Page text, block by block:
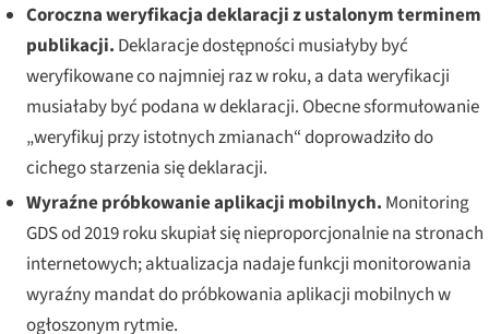
Coroczna weryfikacja deklaracji z ustalonym terminem
publikacji. Deklaracje dostępności musiałyby być
weryfikowane co najmniej raz w roku, a data weryfikacji
musiałaby być podana w deklaracji. Obecne sformułowanie
„weryfikuj przy istotnych zmianach“ doprowadziło do
cichego starzenia się deklaracji.
Wyraźne próbkowanie aplikacji mobilnych. Monitoring
GDS od 2019 roku skupiał się nieproporcjonalnie na stronach
internetowych; aktualizacja nadaje funkcji monitorowania
wyraźny mandat do próbkowania aplikacji mobilnych w
ogłoszonym rytmie.